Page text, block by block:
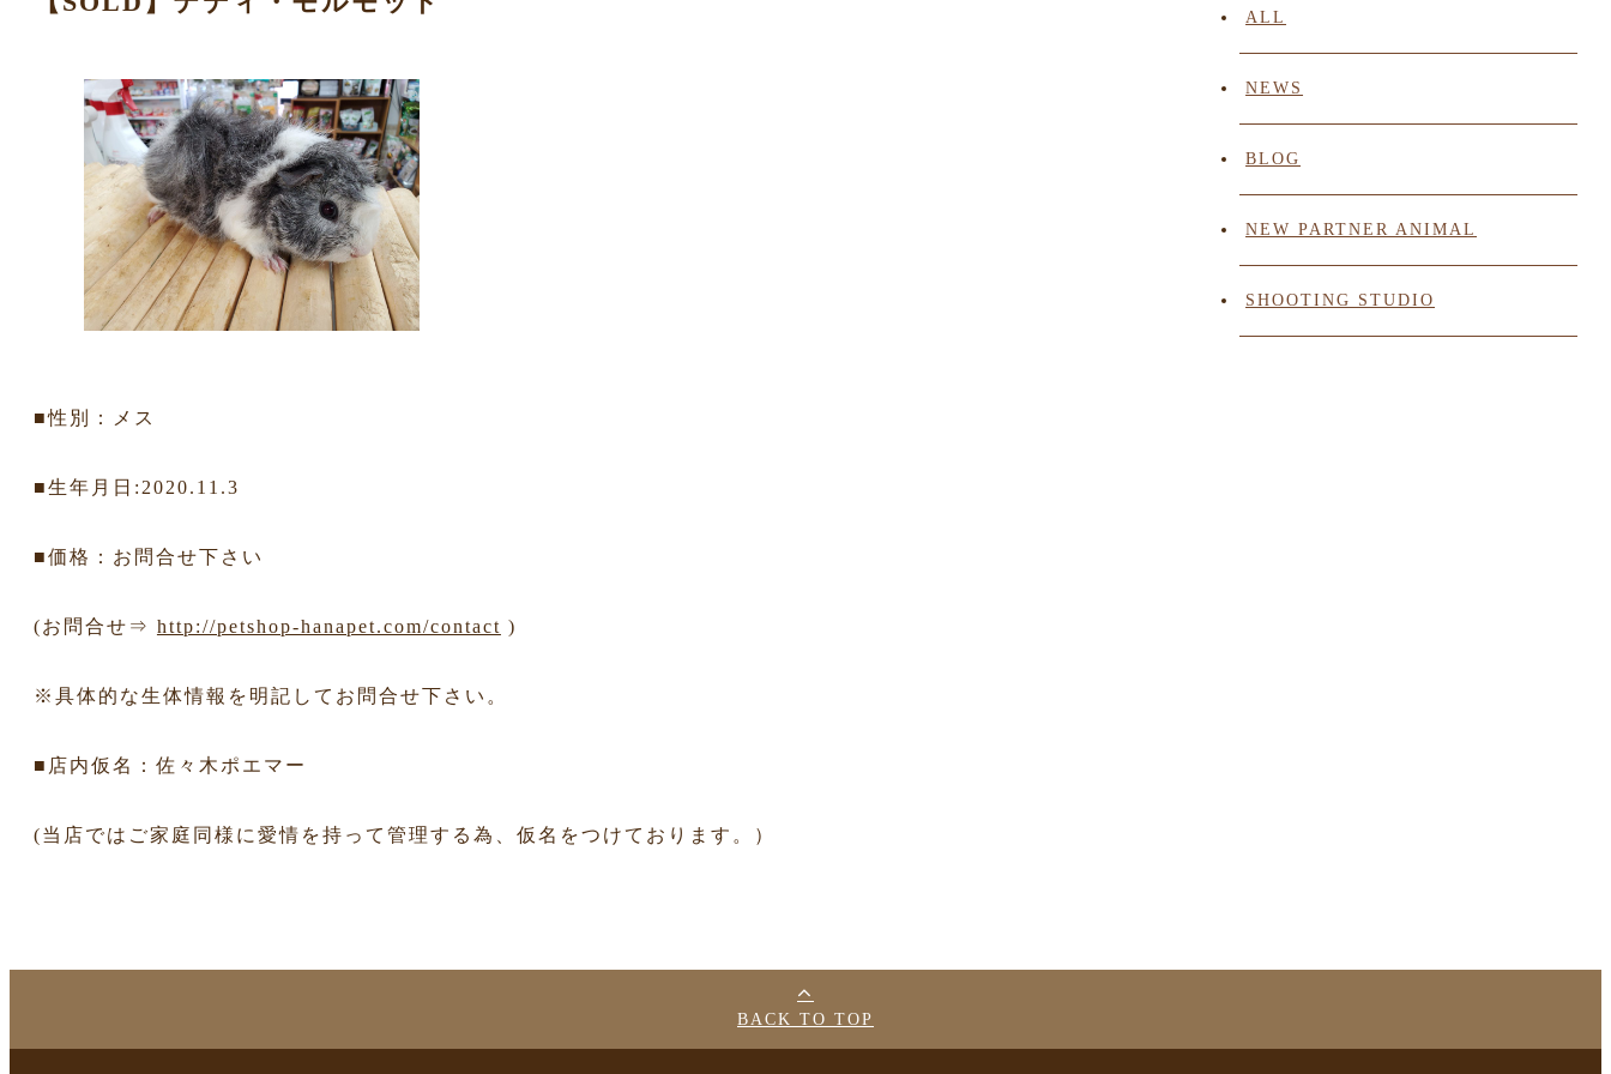
■性別：メス
■生年月日:2020.11.3
■価格：お問合せ下さい
(お問合せ⇒ http://petshop-hanapet.com/contact )
※具体的な生体情報を明記してお問合せ下さい。
■店内仮名：佐々木ポエマー
(当店ではご家庭同様に愛情を持って管理する為、仮名をつけております。）
ALL
NEWS
BLOG
NEW PARTNER ANIMAL
SHOOTING STUDIO
BACK TO TOP